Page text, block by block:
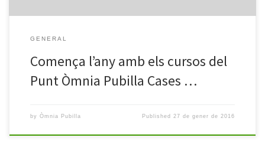
GENERAL
Comença l’any amb els cursos del
Punt Òmnia Pubilla Cases …
by Òmnia Pubilla Published27 de gener de 2016